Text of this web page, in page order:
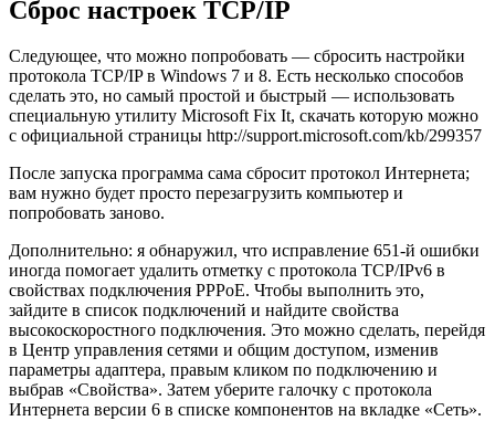
Сброс настроек TCP/IP
Следующее, что можно попробовать — сбросить настройки
протокола TCP/IP в Windows 7 и 8. Есть несколько способов
сделать это, но самый простой и быстрый — использовать
специальную утилиту Microsoft Fix It, скачать которую можно
с официальной страницы http://support.microsoft.com/kb/299357
После запуска программа сама сбросит протокол Интернета;
вам нужно будет просто перезагрузить компьютер и
попробовать заново.
Дополнительно: я обнаружил, что исправление 651-й ошибки
иногда помогает удалить отметку с протокола TCP/IPv6 в
свойствах подключения PPPoE. Чтобы выполнить это,
зайдите в список подключений и найдите свойства
высокоскоростного подключения. Это можно сделать, перейдя
в Центр управления сетями и общим доступом, изменив
параметры адаптера, правым кликом по подключению и
выбрав «Свойства». Затем уберите галочку с протокола
Интернета версии 6 в списке компонентов на вкладке «Сеть».